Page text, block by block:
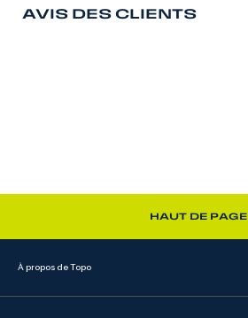
AVIS DES CLIENTS
HAUT DE PAGE
À propos de Topo